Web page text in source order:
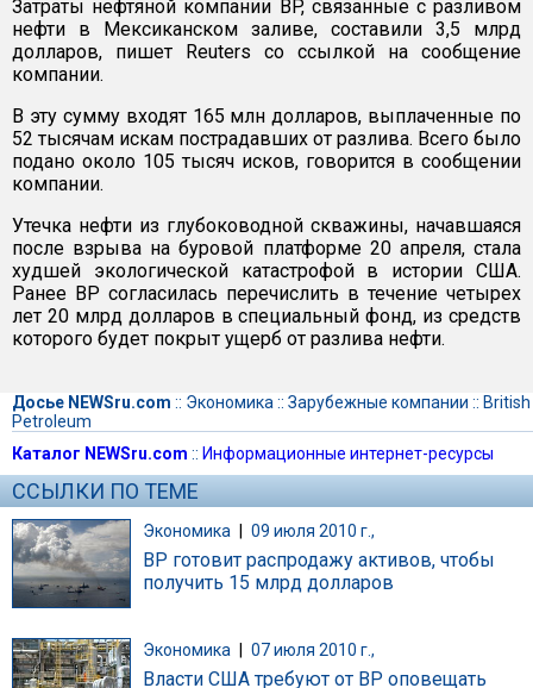
Затраты нефтяной компании BP, связанные с разливом
нефти в Мексиканском заливе, составили 3,5 млрд
долларов, пишет Reuters со ссылкой на сообщение
компании.
В эту сумму входят 165 млн долларов, выплаченные по
52 тысячам искам пострадавших от разлива. Всего было
подано около 105 тысяч исков, говорится в сообщении
компании.
Утечка нефти из глубоководной скважины, начавшаяся
после взрыва на буровой платформе 20 апреля, стала
худшей экологической катастрофой в истории США.
Ранее ВР согласилась перечислить в течение четырех
лет 20 млрд долларов в специальный фонд, из средств
которого будет покрыт ущерб от разлива нефти.
Досье NEWSru.com :: Экономика :: Зарубежные компании :: British
Petroleum
Каталог NEWSru.com :: Информационные интернет-ресурсы
ССЫЛКИ ПО ТЕМЕ
Экономика | 09 июля 2010 г.,
BP готовит распродажу активов, чтобы
получить 15 млрд долларов
Экономика 07 июля 2010 г.,
Власти США требуют от BP оповещать